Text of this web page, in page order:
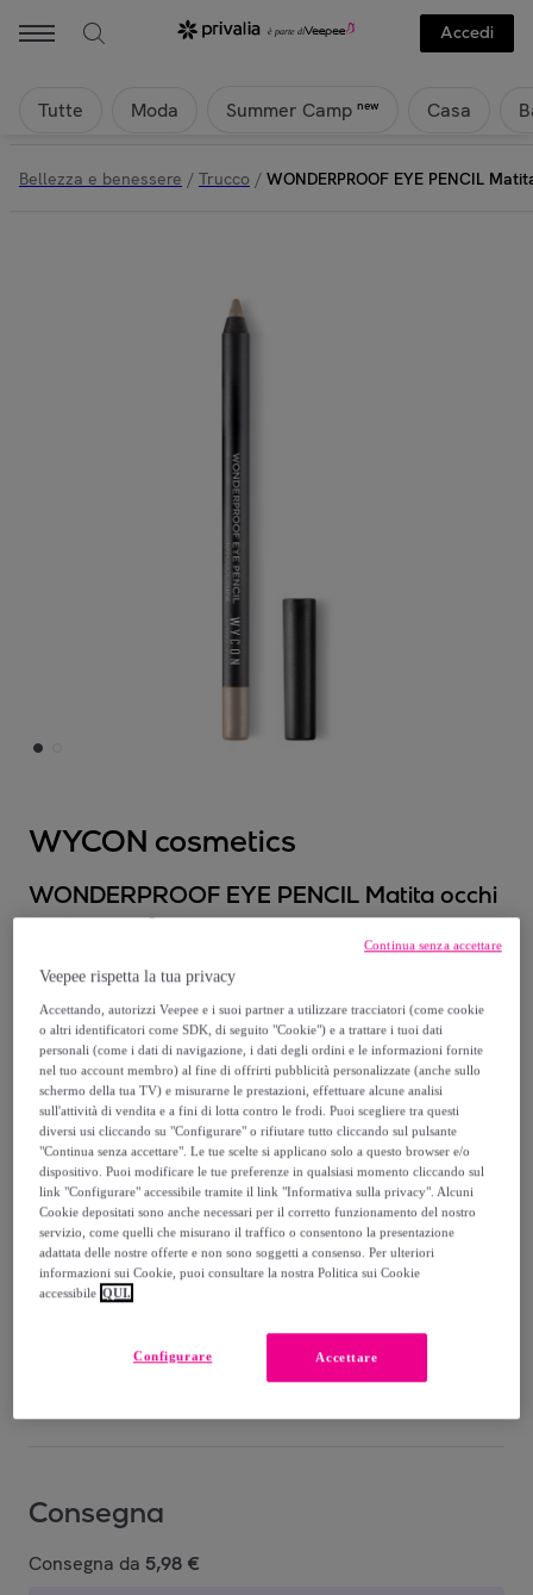
Accedi
Tutte Moda Summer Camp new Casa
Bellezza e benessere / Trucco / WONDERPROOF EYE PENCIL
WYCON cosmetics
WONDERPROOF EYE PENCIL Matita occhi
waterproof
WONDERPROOF EYE PENCIL
Matita occhi waterproof
9,40 €
9,90 €
-5%
GREEN
WYCON cosmetics
Consegna
Consegna da 5,98 €
Veepee rispetta la tua privacy
Accettando, autorizzi Veepee e i suoi partner a utilizzare tracciatori (come cookie
o altri identificatori come SDK, di seguito "Cookie") e a trattare i tuoi dati
personali (come i dati di navigazione, i dati degli ordini e le informazioni fornite
nel tuo account membro) al fine di offrirti pubblicità personalizzate (anche sullo
schermo della tua TV) e misurarne le prestazioni, effettuare alcune analisi
sull'attività di vendita e a fini di lotta contro le frodi. Puoi scegliere tra questi
diversi usi cliccando su "Configurare" o rifiutare tutto cliccando sul pulsante
"Continua senza accettare". Le tue scelte si applicano solo a questo browser e/o
dispositivo. Puoi modificare le tue preferenze in qualsiasi momento cliccando sul
link "Configurare" accessibile tramite il link "Informativa sulla privacy". Alcuni
Cookie depositati sono anche necessari per il corretto funzionamento del nostro
servizio, come quelli che misurano il traffico o consentono la presentazione
adattata delle nostre offerte e non sono soggetti a consenso. Per ulteriori
informazioni sui Cookie, puoi consultare la nostra Politica sui Cookie
accessibile QUI.
Accettare
Configurare
Continua senza accettare